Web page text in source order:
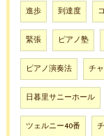
進歩 到達度
緊張 ピアノ塾
ピアノ演奏法 チ
日暮里サニーホール
ツェルニー40番